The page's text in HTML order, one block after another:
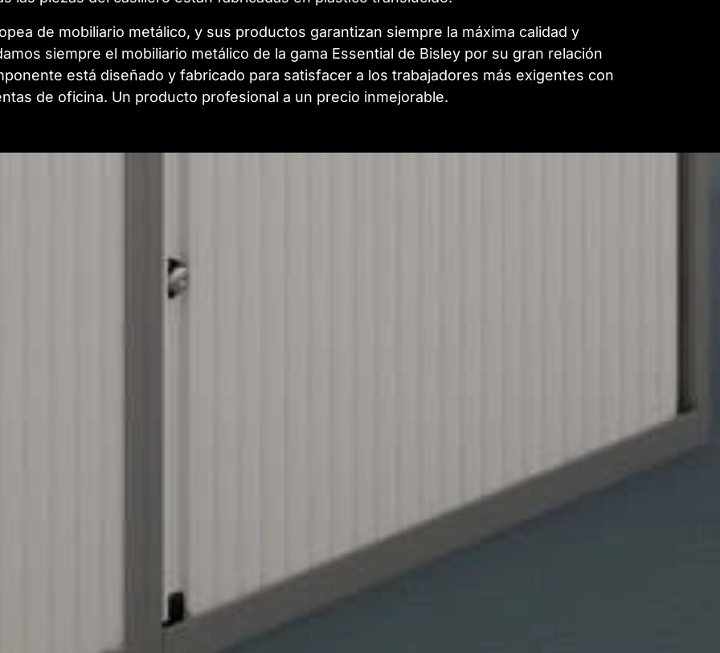
de mobiliario metálico, y sus productos garantizan siempre la máxima calidad y
siempre el mobiliario metálico de la gama Essential de Bisley por su gran relación
está diseñado y fabricado para satisfacer a los trabajadores más exigentes con
de oficina. Un producto profesional a un precio inmejorable.